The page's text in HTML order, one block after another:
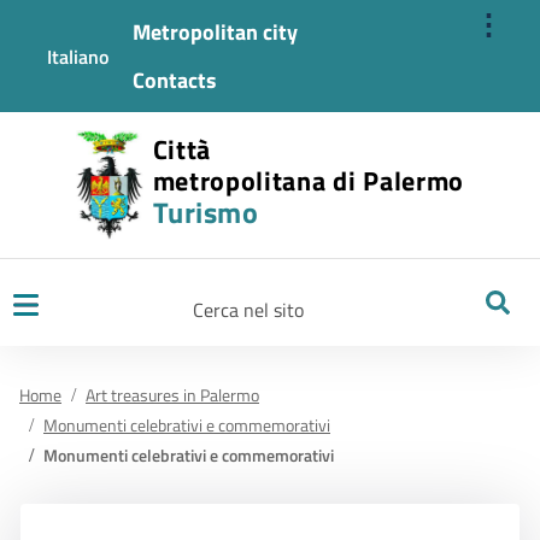
⋮
Italiano
Metropolitan city
Contacts
Città
metropolitana di Palermo
Turismo
Home
Art treasures in Palermo
Monumenti celebrativi e commemorativi
Monumenti celebrativi e commemorativi